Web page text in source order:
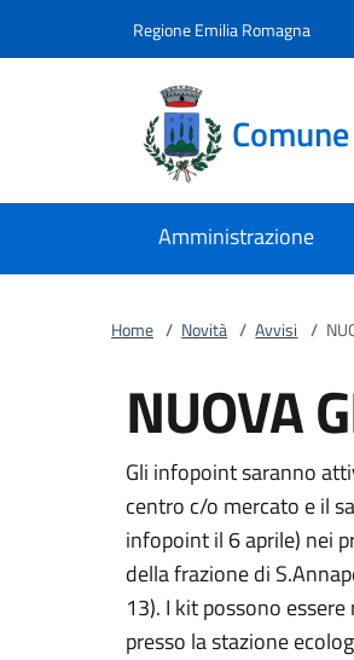
Regione Emilia Romagna
Amministrazione
Home / Novità / Avvisi /
NUOVA
Gli infopoint saranno
centro c/o mercato e il
infopoint il 6 aprile) nei
della frazione di
13). I kit possono
presso la stazione